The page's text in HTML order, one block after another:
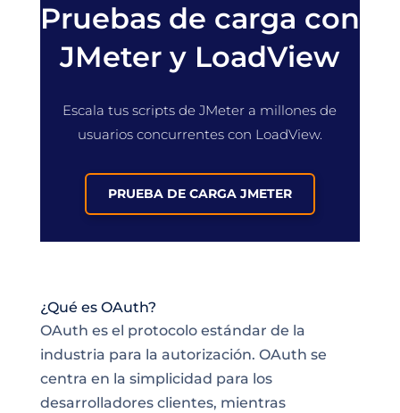
Pruebas de carga con
JMeter y LoadView
Escala tusscripts de JMeter a millones de
usuarios concurrentes con LoadView.
PRUEBA DE CARGA JMETER
¿Qué es OAuth?
OAuth es el protocolo estándar de la
industria para la autorización. OAuth se
centra en la simplicidad para los
desarrolladores clientes, mientras